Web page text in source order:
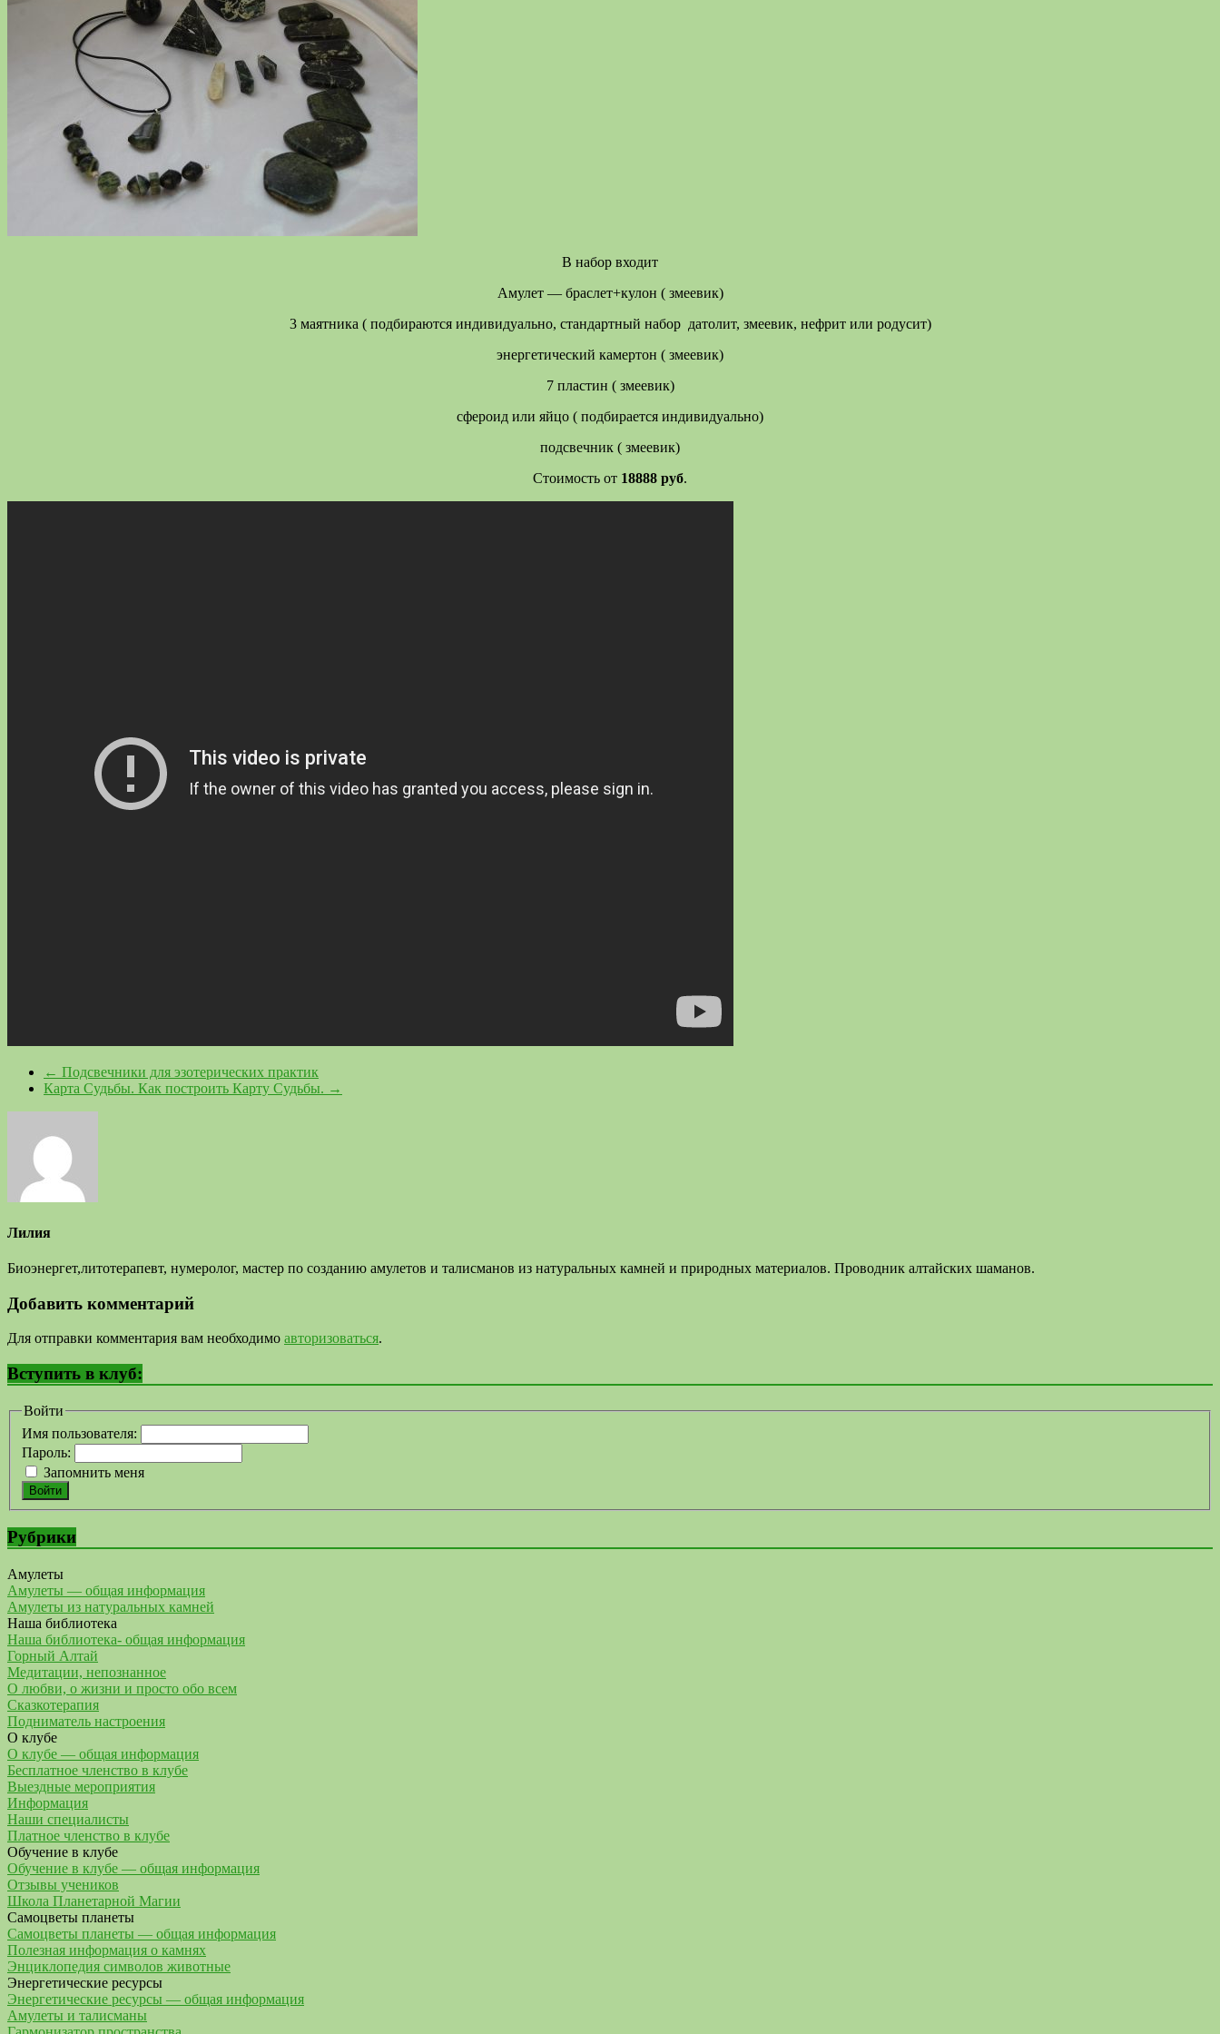
В набор входит
Амулет — браслет+кулон ( змеевик)
3 маятника ( подбираются индивидуально, стандартный набор датолит, змеевик, нефрит или родусит)
энергетический камертон ( змеевик)
7 пластин ( змеевик)
сфероид или яйцо ( подбирается индивидуально)
подсвечник ( змеевик)
Стоимость от 18888 руб.
← Подсвечники для эзотерических практик
Карта Судьбы. Как построить Карту Судьбы. →
Лилия
Биоэнергет,литотерапевт, нумеролог, мастер по созданию амулетов и талисманов из натуральных камней и природных материалов. Проводник алтайских шаманов.
Добавить комментарий
Для отправки комментария вам необходимо авторизоваться.
Вступить в клуб:
Войти
Имя пользователя:
Пароль:
Запомнить меня
Войти
Рубрики
Амулеты
Амулеты — общая информация
Амулеты из натуральных камней
Наша библиотека
Наша библиотека- общая информация
Горный Алтай
Медитации, непознанное
О любви, о жизни и просто обо всем
Сказкотерапия
Подниматель настроения
О клубе
О клубе — общая информация
Бесплатное членство в клубе
Выездные мероприятия
Информация
Наши специалисты
Платное членство в клубе
Обучение в клубе
Обучение в клубе — общая информация
Отзывы учеников
Школа Планетарной Магии
Самоцветы планеты
Самоцветы планеты — общая информация
Полезная информация о камнях
Энциклопедия символов животные
Энергетические ресурсы
Энергетические ресурсы — общая информация
Амулеты и талисманы